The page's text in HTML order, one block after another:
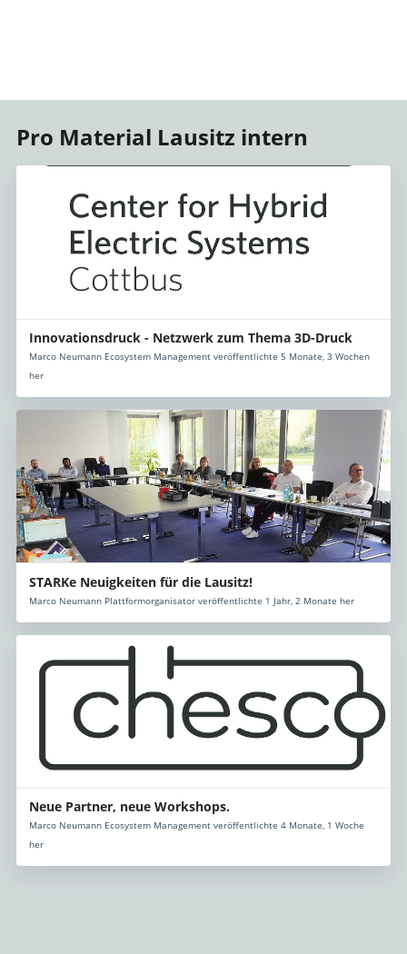
Pro Material Lausitz intern
Innovationsdruck - Netzwerk zum Thema 3D-Druck
Marco Neumann Ecosystem Management veröffentlichte 5 Monate, 3 Wochen
her
STARKe Neuigkeiten für die Lausitz!
Marco Neumann Plattformorganisator veröffentlichte 1 Jahr, 2 Monate her
Neue Partner, neue Workshops.
Marco Neumann Ecosystem Management veröffentlichte 4 Monate, 1 Woche
her